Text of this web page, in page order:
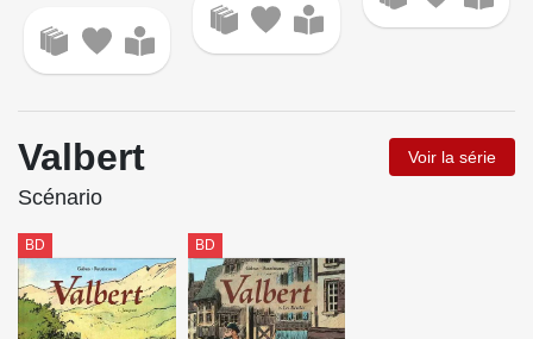
Valbert Voir la série
Scénario
BD BD